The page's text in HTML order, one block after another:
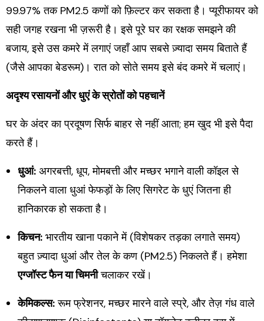
99.97% तक PM2.5 कणों को फ़िल्टर कर सकता है। प्यूरीफायर को
सही जगह रखना भी ज़रूरी है। इसे पूरे घर का रक्षक समझने की
बजाय, इसे उस कमरे में लगाएं जहाँ आप सबसे ज़्यादा समय बिताते हैं
(जैसे आपका बेडरूम)। रात को सोते समय इसे बंद कमरे में चलाएं।
अदृश्य रसायनों और धुएं के स्रोतों को पहचानें
घर के अंदर का प्रदूषण सिर्फ बाहर से नहीं आता; हम खुद भी इसे पैदा
करते हैं।
धुआं: अगरबत्ती, धूप, मोमबत्ती और मच्छर भगाने वाली कॉइल से
निकलने वाला धुआं फेफड़ों के लिए सिगरेट के धुएं जितना ही
हानिकारक हो सकता है।
किचन: भारतीय खाना पकाने में (विशेषकर तड़का लगाते समय)
बहुत ज़्यादा धुआं और तेल के कण (PM2.5) निकलते हैं। हमेशा
एग्जॉस्ट फैन या चिमनीचलाकर रखें।
केमिकल्स:रूम फ्रेशनर, मच्छर मारने वाले स्प्रे, और तेज़ गंध वाले